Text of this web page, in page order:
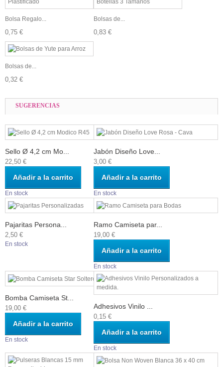
Bolsa Regalo...
0,75 €
Bolsas de...
0,83 €
Bolsas de...
0,32 €
SUGERENCIAS
Sello Ø 4,2 cm Mo...
22,50 €
Añadir a la carrito
En stock
Jabón Diseño Love...
3,00 €
Añadir a la carrito
En stock
Pajaritas Persona...
2,50 €
En stock
Ramo Camiseta par...
19,00 €
Añadir a la carrito
En stock
Bomba Camiseta St...
19,00 €
Añadir a la carrito
En stock
Adhesivos Vinilo ...
0,15 €
Añadir a la carrito
En stock